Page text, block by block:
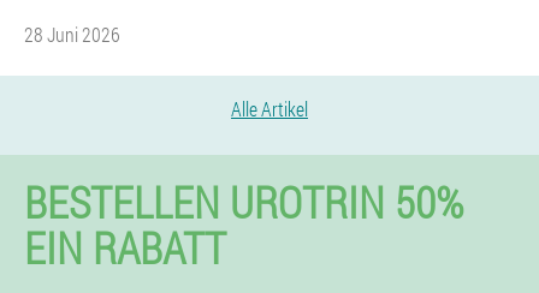
28 Juni 2026
Alle Artikel
BESTELLEN UROTRIN 50%
EIN RABATT